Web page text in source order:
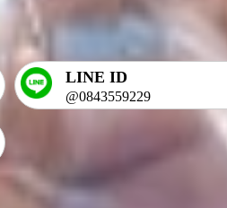
LINE ID
@0843559229